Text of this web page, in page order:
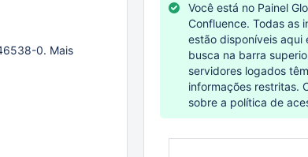
0. Mais
CONFISSÃO DE
O número do Processo SEI para
informações, você encontra na
https://kb.procempa.com.br/
Você está no Painel
Confluence. Todas as
estão disponíveis aqui
busca na barra
servidores logados
informações restritas.
sobre a política de